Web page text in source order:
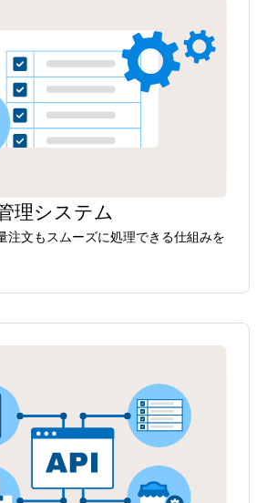
理システム
注文もスムーズに処理できる仕組みを